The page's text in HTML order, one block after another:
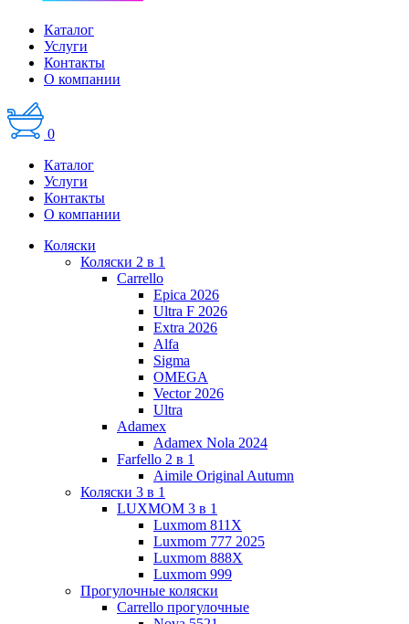
Каталог
Услуги
Контакты
О компании
0
Каталог
Услуги
Контакты
О компании
Коляски
Коляски 2 в 1
Carrello
Epica 2026
Ultra F 2026
Extra 2026
Alfa
Sigma
OMEGA
Vector 2026
Ultra
Adamex
Adamex Nola 2024
Farfello 2 в 1
Aimile Original Autumn
Коляски 3 в 1
LUXMOM 3 в 1
Luxmom 811X
Luxmom 777 2025
Luxmom 888X
Luxmom 999
Прогулочные коляски
Carrello прогулочные